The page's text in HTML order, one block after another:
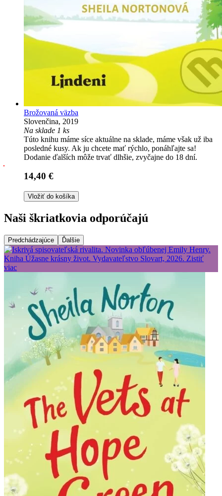
Brožovaná väzba
Slovenčina, 2019
Na sklade 1 ks
Túto knihu máme síce aktuálne na sklade, máme však už iba
posledné kusy. Ak ju chcete mať rýchlo, ponáhľajte sa!
Dodanie ďalších môže trvať dlhšie, zvyčajne do 18 dní.
14,40 €
Vložiť do košíka
Naši škriatkovia odporúčajú
Predchádzajúce Ďalšie